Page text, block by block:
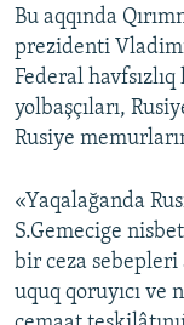
Bu aqqında
prezidenti
Federal
yolbaşçıları,
Rusiye
«Yaqalağanda
S.Gemecige
bir ceza sebepleri
uquq qoruyıcı ve